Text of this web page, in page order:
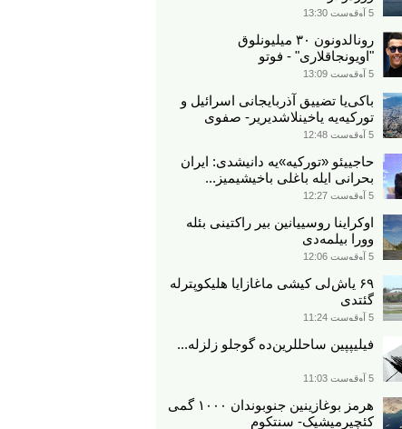
5 آوقوست 13:30
رونالدونون ۳۰ میلیونلوق
"اویونجاقلاری" - فوتو
5 آوقوست 13:09
باکی‌یا تضییق آذربایجانی اسرائیل و
تورکیه‌یه یاخینلاشدیریر- صفوی
5 آوقوست 12:48
حاجییئو «تورکیه»یه دانیشدی: ایران
بحرانی ایله باغلی باخیشیمیز...
5 آوقوست 12:27
اوکراینا روسییانین بیر راکتینی بئله
وورا بیلمه‌دی
5 آوقوست 12:06
۶۹ یاش‌لی کیشی ماغازایا هلیکوپترله
گئتدی
5 آوقوست 11:24
فیلیپپین ساحللرین‌ده گوجلو زلزله...
5 آوقوست 11:03
هرمز بوغازینین جنوبوندان ۱۰۰۰ گمی
کئچیرمیشیک- سنتکوم